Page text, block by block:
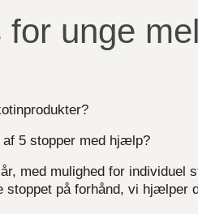
unge
af 5 stopper med hjælp?
med mulighed for individuel
på forhånd, vi hjælper